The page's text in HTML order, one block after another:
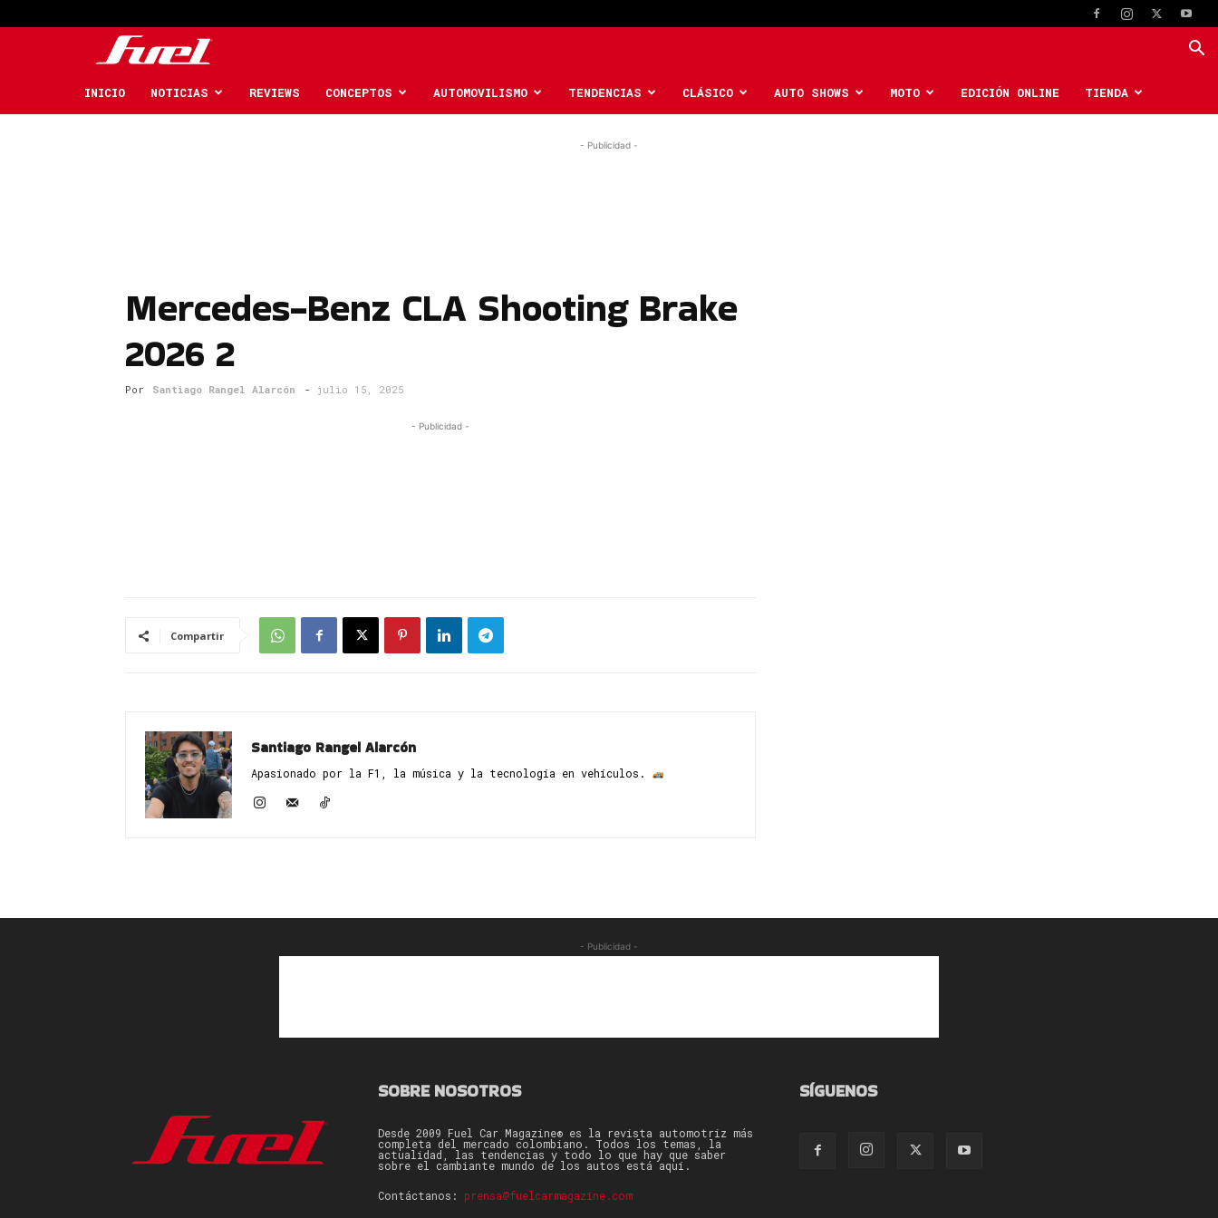
Car
INICIO NOTICIAS REVIEWS CONCEPTOS AUTOMOVILISMO TENDENCIAS CLÁSICO AUTO SHOWS MOTO EDICIÓN ONLINE TIENDA
- Publicidad -
Mercedes-Benz CLA Shooting Brake
2026 2
Por Santiago Rangel Alarcón - julio 15, 2025
- Publicidad -
Compartir
Santiago Rangel Alarcón
Apasionado por la F1, la música y la tecnología en vehículos. ​
- Publicidad -
SOBRE NOSOTROS
Desde 2009 Fuel Car Magazine® es la revista automotriz más
completa del mercado colombiano. Todos los temas, la
actualidad, las tendencias y todo lo que hay que saber
sobre el cambiante mundo de los autos está aquí.
Contáctanos: prensa@fuelcarmagazine.com
SÍGUENOS